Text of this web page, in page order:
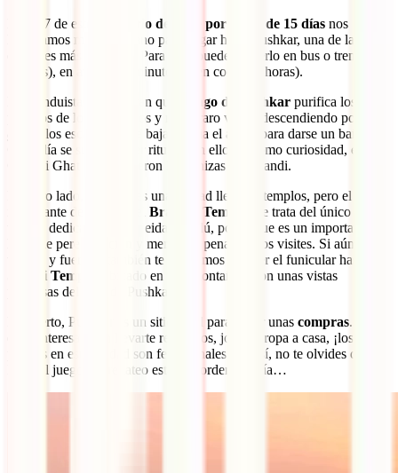
El día 7 de este itinerario de viaje por India de 15 días nos
levantamos muy temprano para llegar hasta Pushkar, una de las
ciudades más sagradas. Para ello, puedes hacerlo en bus o tren (unas
5 horas), en avión (90 minutos) o en coche (4 horas).
Los hinduistas consideran que el
lago de Pushkar purifica los
pecados de los peregrinos y no es raro verlos descendiendo por los
(los escalones que bajan hacia el agua) para darse un baño.
Cada día se suelen hacer rituales en ellos y, como curiosidad, en el
Ghandi Ghat se esparcieron las cenizas de Ghandi.
Por otro lado, Pushkar es una ciudad llena de templos, pero el más
importante de todos es el Brahma Temple
. Se trata del único
templo dedicado a esta deidad hindú, por lo que es un importante
lugar de peregrinación y merece la pena que los visites. Si aún tienes
tiempo y fuerzas, también te animamos a coger el funicular hasta el
Savitri Temple
, ubicado en una montaña y con unas vistas
preciosas del lago de Pushkar.
Por cierto, Pushkar es un sitio ideal para hacer unas compras. Si
estás interesado en llevarte recuerdos, joyas o ropa a casa, ¡los
precios en esta ciudad son fenomenales! Eso sí, no te olvides que en
India el juego del regateo está a la orden del día…